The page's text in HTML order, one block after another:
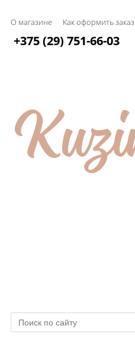
О магазине Как оформить заказ
+375 (29) 751-66-03